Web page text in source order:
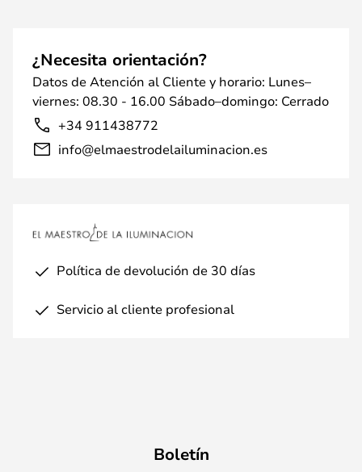
¿Necesita orientación?
Datos de Atención al Cliente y horario: Lunes–
viernes: 08.30 - 16.00 Sábado–domingo: Cerrado
+34 911438772
info@elmaestrodelailuminacion.es
Política de devolución de 30 días
Servicio al cliente profesional
Boletín